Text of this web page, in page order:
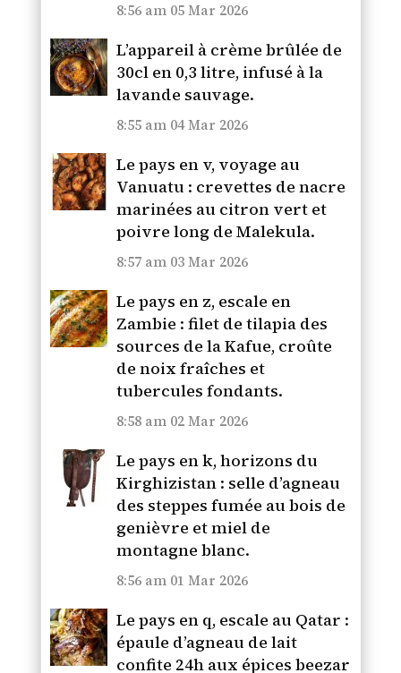
8:56 am 05 Mar 2026
L’appareil à crème brûlée de
30cl en 0,3 litre, infusé à la
lavande sauvage.
8:55 am 04 Mar 2026
Le pays en v, voyage au
Vanuatu : crevettes de nacre
marinées au citron vert et
poivre long de Malekula.
8:57 am 03 Mar 2026
Le pays en z, escale en
Zambie : filet de tilapia des
sources de la Kafue, croûte
de noix fraîches et
tubercules fondants.
8:58 am 02 Mar 2026
Le pays en k, horizons du
Kirghizistan : selle d’agneau
des steppes fumée au bois de
genièvre et miel de
montagne blanc.
8:56 am 01 Mar 2026
Le pays en q, escale au Qatar :
épaule d’agneau de lait
confite 24h aux épices beezar